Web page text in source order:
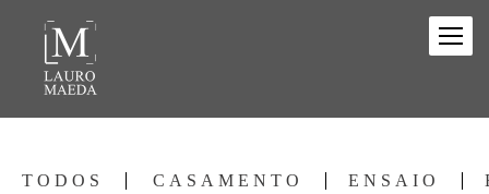
TODOS CASAMENTO ENSAIO